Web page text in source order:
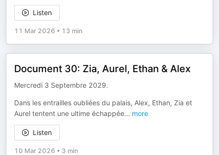
Listen
11 Mar 2026 • 13 min
Document 30: Zia, Aurel, Ethan & Alex
Mercredi 3 Septembre 2029.
Dans les entrailles oubliées du palais, Alex, Ethan, Zia et
Aurel tentent une ultime échappée... more
Listen
10 Mar 2026 • 3 min